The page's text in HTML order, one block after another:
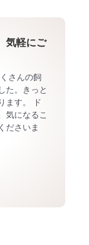
気軽にご
さんの飼
た。きっと
ます。 ド
気になるこ
ださいま